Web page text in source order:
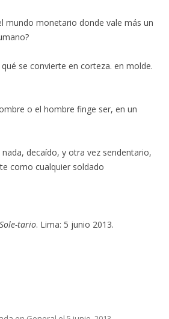
mundo monetario donde vale más un
se convierte en corteza. en molde.
o el hombre finge ser, en un
decaído, y otra vez sendentario,
como cualquier soldado
Sole-tario. Lima: 5 junio 2013.